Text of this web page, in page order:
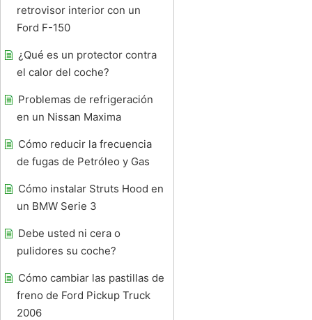
retrovisor interior con un
Ford F-150
¿Qué es un protector contra
el calor del coche?
Problemas de refrigeración
en un Nissan Maxima
Cómo reducir la frecuencia
de fugas de Petróleo y Gas
Cómo instalar Struts Hood en
un BMW Serie 3
Debe usted ni cera o
pulidores su coche?
Cómo cambiar las pastillas de
freno de Ford Pickup Truck
2006